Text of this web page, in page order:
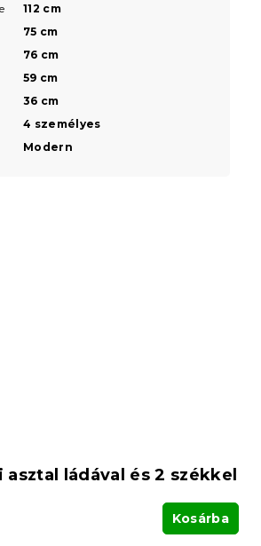
112 cm
75 cm
76 cm
59 cm
36 cm
4 személyes
Modern
asztal ládával és 2 székkel
Kosárba